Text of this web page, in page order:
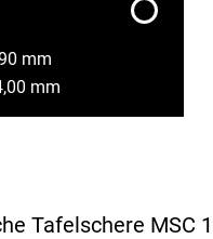
mm
mm
Tafelschere MSC